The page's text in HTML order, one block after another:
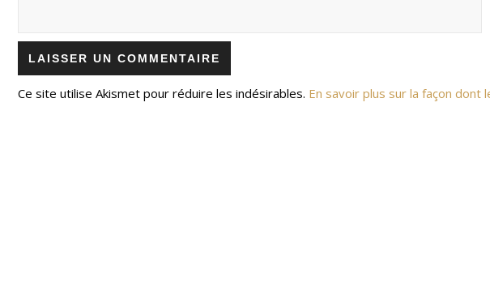
Ce site utilise Akismet pour réduire les indésirables. En savoir plus sur la façon